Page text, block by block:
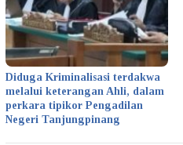
Diduga Kriminalisasi terdakwa
melalui keterangan Ahli, dalam
perkara tipikor Pengadilan
Negeri Tanjungpinang